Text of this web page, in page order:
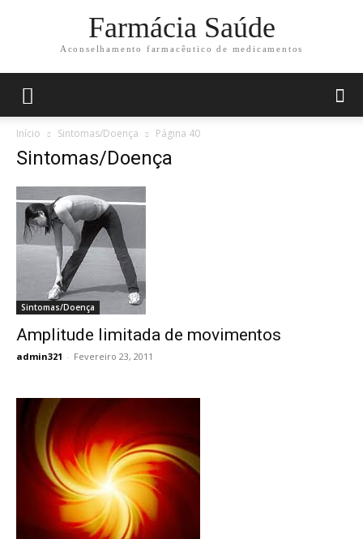
Farmácia Saúde
Aconselhamento farmacêutico de medicamentos
Início Sintomas/Doença Página 40
Sintomas/Doença
Sintomas/Doença
Amplitude limitada de movimentos
admin321 - Fevereiro 23, 2011